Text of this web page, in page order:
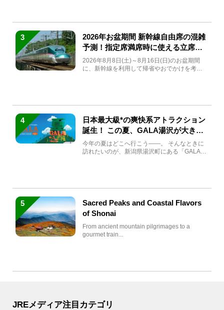
3
2026年お盆期間 新幹線自由席の混雑
予測！指定席満席時に使える立席特
急券も解説
2026年8月8日(土)～8月16日(日)のお盆期間
に、新幹線を利用して帰省やおでかけを考え
4
日本最大級*の爽快系アトラクション
誕生！ この夏、GALA湯沢が大きく
生まれ変わる
今年の夏はどこへ行こう――。 そんなときに
訪れたいのが、新潟県湯沢町にある「GALA湯
5
Sacred Peaks and Coastal Flavors
of Shonai
From ancient mountain pilgrimages to a
gourmet train...
JREメディア注目カテゴリ